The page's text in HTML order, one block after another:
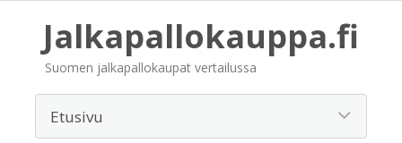
Jalkapallokauppa.fi
Suomen jalkapallokaupat vertailussa